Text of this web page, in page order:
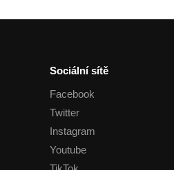
Sociální sítě
Facebook
Twitter
Instagram
Youtube